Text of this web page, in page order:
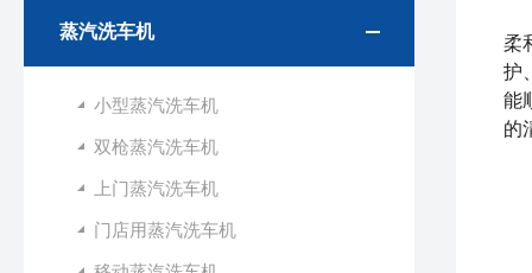
蒸汽洗车机
小型蒸汽洗车机
双枪蒸汽洗车机
上门蒸汽洗车机
门店用蒸汽洗车机
柔
护
能
的